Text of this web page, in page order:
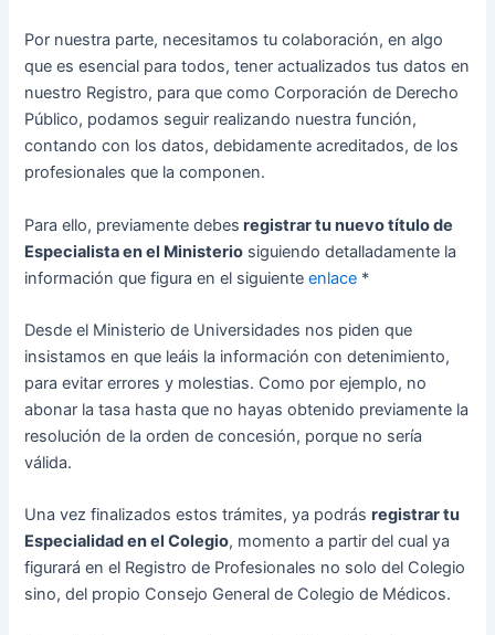
Por nuestra parte, necesitamos tu colaboración, en algo
que es esencial para todos, tener actualizados tus datos en
nuestro Registro, para que como Corporación de Derecho
Público, podamos seguir realizando nuestra función,
contando con los datos, debidamente acreditados, de los
profesionales que la componen.
Para ello, previamente debes registrar tu nuevo título de
Especialista en el Ministerio siguiendo detalladamente la
información que figura en el siguienteenlace *
Desde el Ministerio de Universidades nos piden que
insistamos en que leáis la información con detenimiento,
para evitar errores y molestias. Como por ejemplo, no
abonar la tasa hasta que no hayas obtenido previamente la
resolución de la orden de concesión, porque no sería
válida.
Una vez finalizados estos trámites, ya podrásregistrar tu
Especialidad en el Colegio, momento a partir del cual ya
figurará en el Registro de Profesionales no solo del Colegio
sino, del propio Consejo General de Colegio de Médicos.